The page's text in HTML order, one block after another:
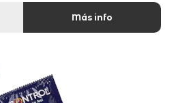
Más info